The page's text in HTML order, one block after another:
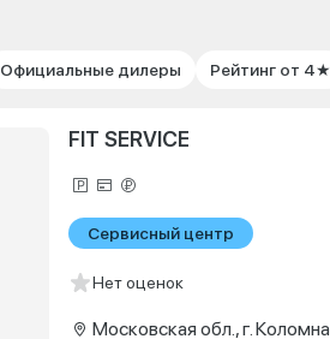
Официальные дилеры Рейтинг от 4★
FIT SERVICE
Сервисный центр
Нет оценок